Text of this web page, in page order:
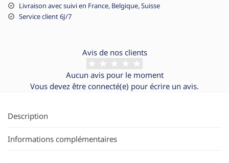
Livraison avec suivi en France, Belgique, Suisse
Service client 6J/7
Avis de nos clients
Aucun avis pour le moment
Vous devez être connecté(e) pour écrire un avis.
Description
Informations complémentaires